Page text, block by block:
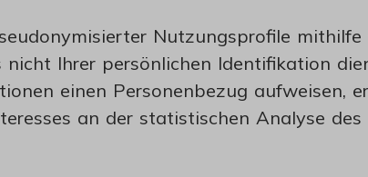
Nutzungsprofile
Ihrer persönlichen Identifikation
einen Personenbezug aufweisen,
an der statistischen Analyse